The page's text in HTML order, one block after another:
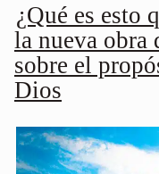
¿Qué es esto
la nueva obra
sobre el
Dios